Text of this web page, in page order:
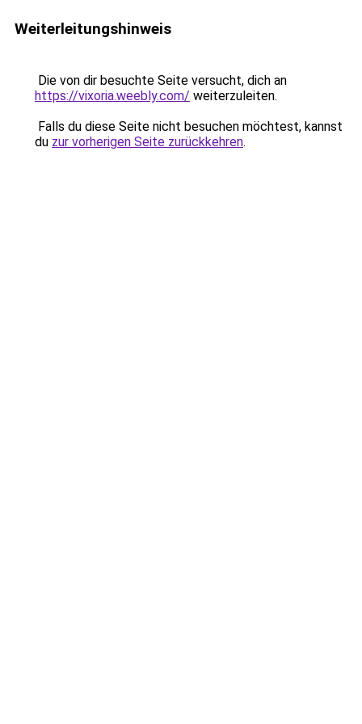
Weiterleitungshinweis
Die von dir besuchte Seite versucht, dich an
https://vixoria.weebly.com/ weiterzuleiten.
Falls du diese Seite nicht besuchen möchtest, kannst
du zur vorherigen Seite zurückkehren.